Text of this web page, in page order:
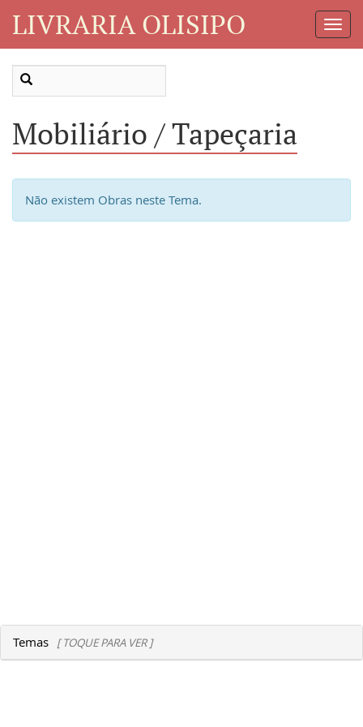
LIVRARIA OLISIPO
Mobiliário / Tapeçaria
Não existem Obras neste Tema.
Temas [ TOQUE PARA VER ]